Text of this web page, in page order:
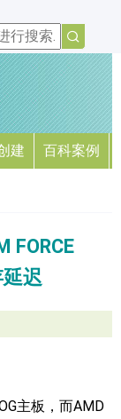
建 百科案例
FORCE
迟
主板，而AMD